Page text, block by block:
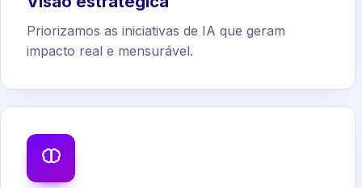
Priorizamos as iniciativas de IA que geram
impacto real e mensurável.